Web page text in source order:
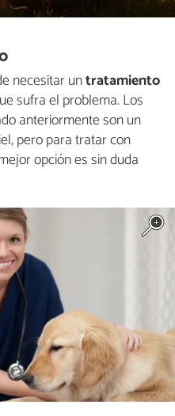
necesitar untratamiento
sufra el problema. Los
anteriormente son un
pero para tratar con
opción es sin duda